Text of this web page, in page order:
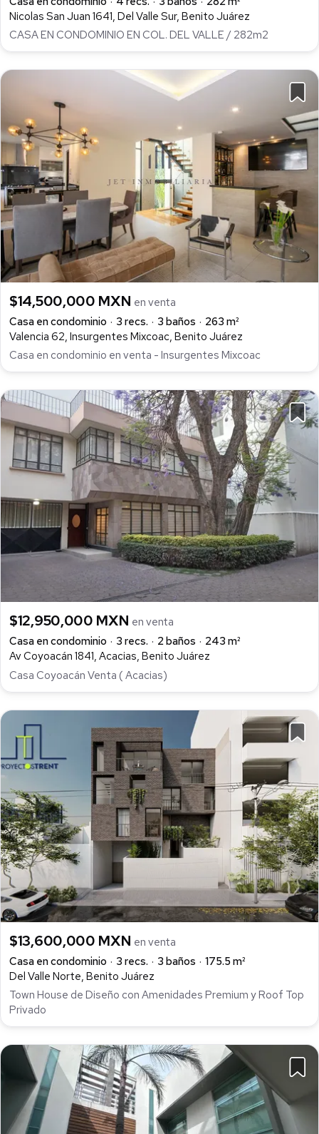
Nicolas San Juan 1641, Del Valle Sur, Benito Juárez
CASA EN CONDOMINIO EN COL. DEL VALLE / 282m2
$14,500,000 MXN en venta
Casa en condominio
3 recs. 3 baños
263 m²
Valencia 62, Insurgentes Mixcoac, Benito Juárez
Casa en condominio en venta - Insurgentes Mixcoac
$12,950,000 MXN en venta
Casa en condominio
3 recs. 2 baños
243 m²
Av Coyoacán 1841, Acacias, Benito Juárez
Casa Coyoacán Venta ( Acacias)
$13,600,000 MXN en venta
Casa en condominio
3 recs. 3 baños
175.5 m²
Del Valle Norte, Benito Juárez
Town House de Diseño con Amenidades Premium y Roof Top
Privado